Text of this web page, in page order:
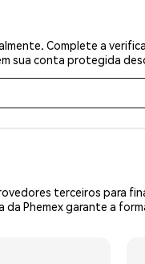
Complete a
sua conta protegida
terceiros para
Phemex garante a